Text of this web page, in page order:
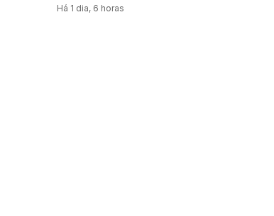
Há 1 dia, 6 horas